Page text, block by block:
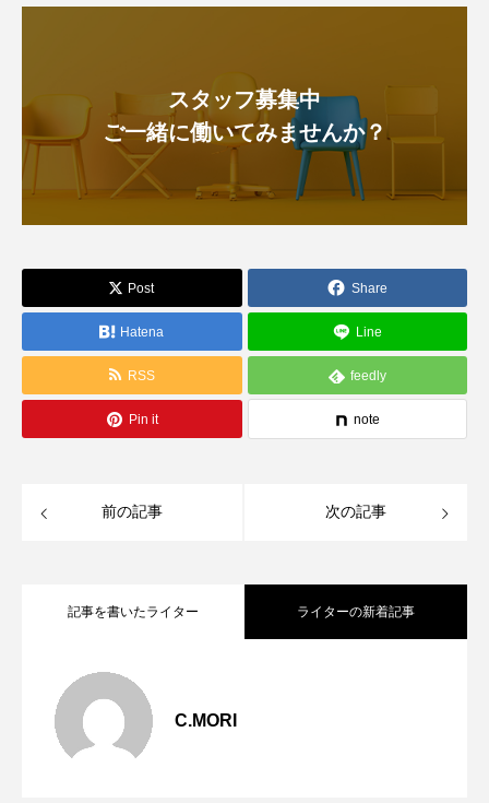
スタッフ募集中
ご一緒に働いてみませんか？
Post Share
Hatena Line
RSS feedly
Pin it note
前の記事 次の記事
記事を書いたライター ライターの新着記事
C.MORI
2026.04.15
2026.04.11